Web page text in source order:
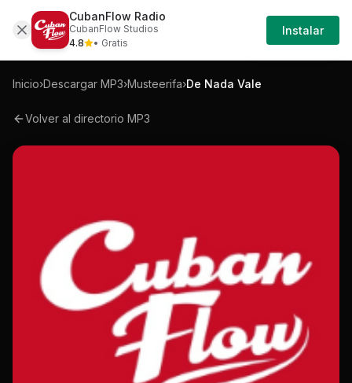
Mp3 Musteerifa-de-nada-vale-mp3
Iniciar
Sesión
Inicio›Descargar MP3›Musteerifa›De Nada Vale
Volver al directorio MP3
CubanFlow Radio
CubanFlow Studios
4.8
• Gratis
Instalar